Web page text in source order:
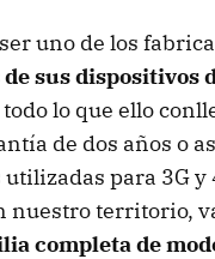
uno de los
sus dispositivos
lo que ello
de dos años o
para 3G y
nuestro territorio,
completa de